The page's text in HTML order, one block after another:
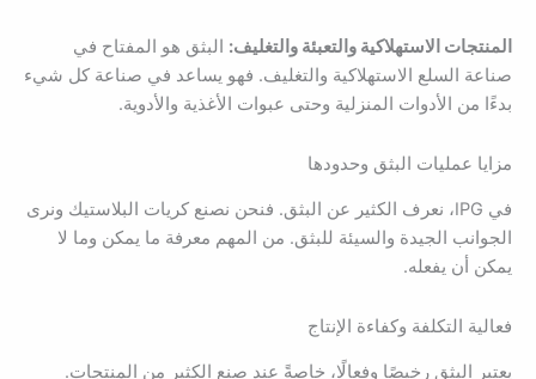
المنتجات الاستهلاكية والتعبئة والتغليف: البثق هو المفتاح في
صناعة السلع الاستهلاكية والتغليف. فهو يساعد في صناعة كل شيء
بدءًا من الأدوات المنزلية وحتى عبوات الأغذية والأدوية.
مزايا عمليات البثق وحدودها
في IPG، نعرف الكثير عن البثق. فنحن نصنع كريات البلاستيك ونرى
الجوانب الجيدة والسيئة للبثق. من المهم معرفة ما يمكن وما لا
يمكن أن يفعله.
فعالية التكلفة وكفاءة الإنتاج
يعتبر البثق رخيصًا وفعالًا، خاصةً عند صنع الكثير من المنتجات.